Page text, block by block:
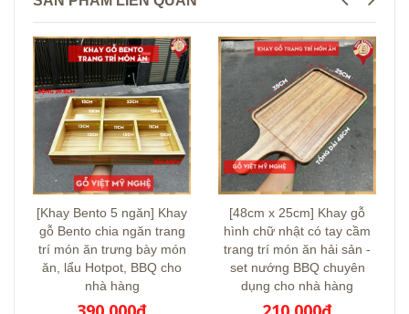
[Khay Bento 5 ngăn] Khay
gỗ Bento chia ngăn trang
trí món ăn trưng bày món
ăn, lẩu Hotpot, BBQ cho
nhà hàng
[48cm x 25cm] Khay gỗ
hình chữ nhật có tay cầm
trang trí món ăn hải sản -
set nướng BBQ chuyên
dụng cho nhà hàng